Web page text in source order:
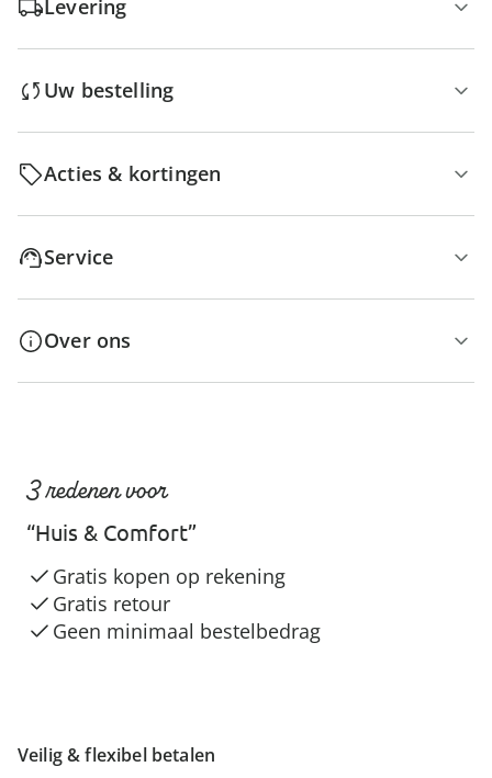
Levering
Uw bestelling
Acties & kortingen
Service
Over ons
Veilig & flexibel betalen
3 redenen voor
“Huis & Comfort”
Gratis kopen op rekening
Gratis retour
Geen minimaal bestelbedrag